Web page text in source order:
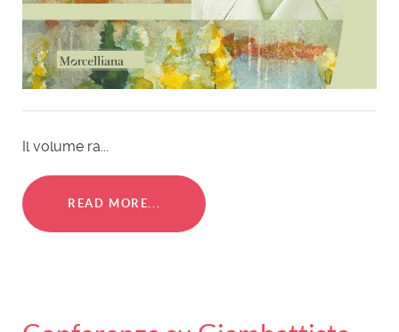
Il volume ra...
READ MORE...